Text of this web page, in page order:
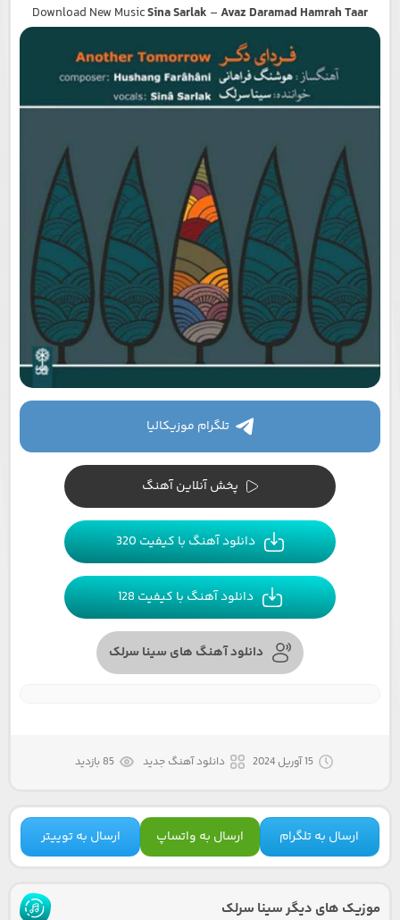
Download New MusicSina Sarlak –Avaz Daramad Hamrah Taar
تلگرام موزیکالیا
پخش آنلاین آهنگ
دانلود آهنگ با کیفیت 320
دانلود آهنگ با کیفیت 128
دانلود آهنگ های سینا سرلک
15 آوریل 2024 دانلود آهنگ جدید 85 بازدید
ارسال به تلگرام ارسال به واتساپ ارسال به توییتر
موزیک های دیگر سینا سرلک